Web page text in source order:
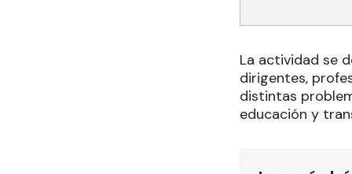
La actividad se
dirigentes,
distintas
educación y